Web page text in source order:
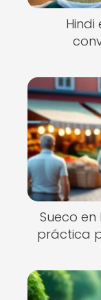
Sueco
práctica